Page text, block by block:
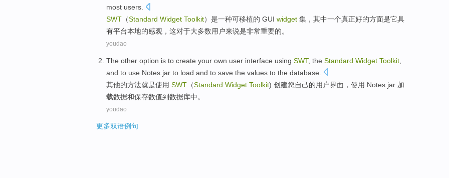
most users
SWT （Standard Widget Toolkit） 是一种可移植的 GUI widget 集 ，其中一个真正好的方面是它具
有平台本地的感观 ， 这对于大多数用户来说是非常重要的。
youdao
The other option is to create your own user interface using SWT, the Standard Widget Toolkit
and to use Notes.jar to load and to save the values to the database
其他的方法就是使用 SWT （Standard Widget Toolkit) 创建您自己的用户界面 ， 使用 Notes .jar 加
载数据和保存数值到数据库中 。
youdao
更多双语例句